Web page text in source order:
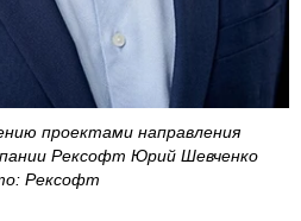
проектами направления
Рексофт Юрий Шевченко
Рексофт